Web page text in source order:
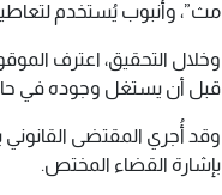
مث”، وأنبوب يُستخدم
وخلال التحقيق، اعترف
قبل أن يستغل وجوده في
وقد أُجري المقتضى
بإشارة القضاء المختص.